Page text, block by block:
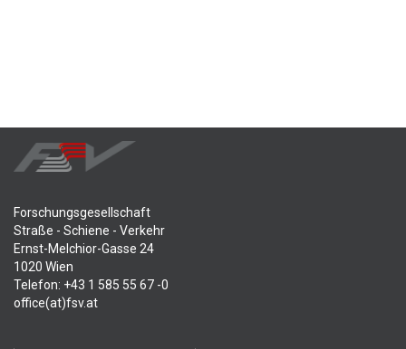
Forschungsgesellschaft
Straße - Schiene - Verkehr
Ernst-Melchior-Gasse 24
1020 Wien
Telefon: +43 1 585 55 67 -0
office(at)fsv.at